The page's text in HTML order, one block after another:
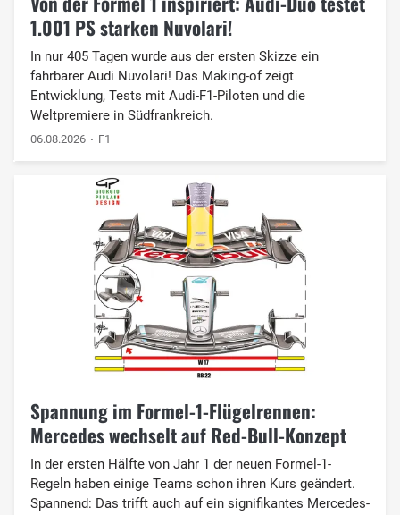
1.001 PS starken Nuvolari!
In nur 405 Tagen wurde aus der ersten Skizze ein
fahrbarer Audi Nuvolari! Das Making-of zeigt
Entwicklung, Tests mit Audi-F1-Piloten und die
Weltpremiere in Südfrankreich.
06.08.2026 F1
Spannung im Formel-1-Flügelrennen:
Mercedes wechselt auf Red-Bull-Konzept
In der ersten Hälfte von Jahr 1 der neuen Formel-1-
Regeln haben einige Teams schon ihren Kurs geändert.
Spannend: Das trifft auch auf ein signifikantes Mercedes-